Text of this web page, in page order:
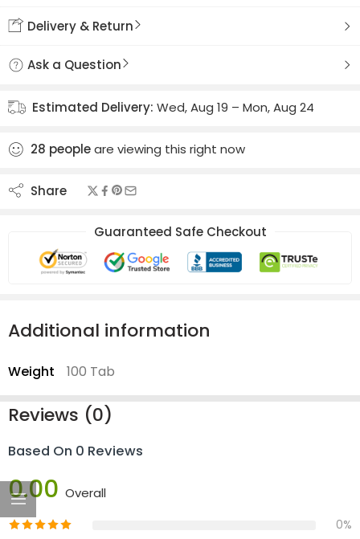
Delivery & Return
Ask a Question
Estimated Delivery: Wed, Aug 19 – Mon, Aug 24
28 peopleare viewing this right now
Share
Guaranteed Safe Checkout
Additional information
Weight 100 Tab
Reviews (0)
Based On 0 Reviews
0.00 Overall
0%